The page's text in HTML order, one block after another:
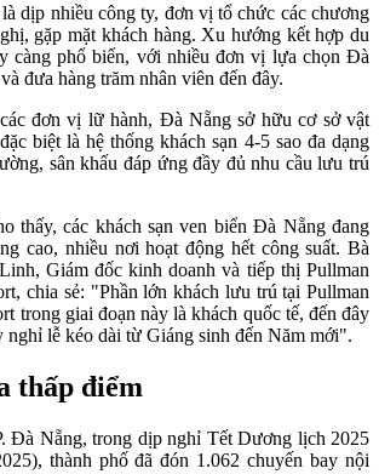
dịp nhiều công ty, đơn vị tổ chức các chương
gặp mặt khách hàng. Xu hướng kết hợp du
càng phổ biến, với nhiều đơn vị lựa chọn Đà
đưa hàng trăm nhân viên đến đây.
đơn vị lữ hành, Đà Nẵng sở hữu cơ sở vật
biệt là hệ thống khách sạn 4-5 sao đa dạng
sân khấu đáp ứng đầy đủ nhu cầu lưu trú
thấy, các khách sạn ven biển Đà Nẵng đang
cao, nhiều nơi hoạt động hết công suất. Bà
Giám đốc kinh doanh và tiếp thị Pullman
chia sẻ: "Phần lớn khách lưu trú tại Pullman
trong giai đoạn này là khách quốc tế, đến đây
lễ kéo dài từ Giáng sinh đến Năm mới".
thấp điểm
Đà Nẵng, trong dịp nghỉ Tết Dương lịch 2025
thành phố đã đón 1.062 chuyến bay nội